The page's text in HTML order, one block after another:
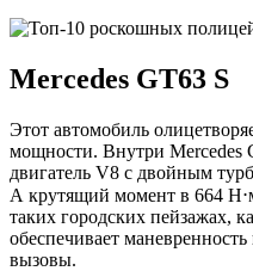
Mercedes GT63 S
Этот автомобиль
мощности. Внутри Mercedes
двигатель V8 с двойным
А крутящий момент в 664
таких городских пейзажах,
обеспечивает
вызовы.